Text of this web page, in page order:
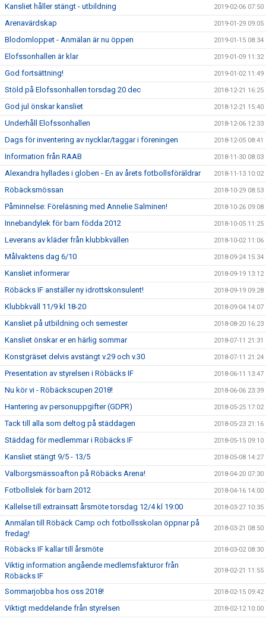
Kansliet håller stängt - utbildning 2019-02-06 07:50
Arenavärdskap 2019-01-29 09:05
Blodomloppet - Anmälan är nu öppen 2019-01-15 08:34
Elofssonhallen är klar 2019-01-09 11:32
God fortsättning! 2019-01-02 11:49
Stöld på Elofssonhallen torsdag 20 dec 2018-12-21 16:25
God jul önskar kansliet 2018-12-21 15:40
Underhåll Elofssonhallen 2018-12-06 12:33
Dags för inventering av nycklar/taggar i föreningen 2018-12-05 08:41
Information från RAAB 2018-11-30 08:03
Alexandra hyllades i globen - En av årets fotbollsföräldrar 2018-11-13 10:02
Röbäcksmössan 2018-10-29 08:53
Påminnelse: Föreläsning med Annelie Salminen! 2018-10-26 09:08
Innebandylek för barn födda 2012 2018-10-05 11:25
Leverans av kläder från klubbkvällen 2018-10-02 11:06
Målvaktens dag 6/10 2018-09-24 15:34
Kansliet informerar 2018-09-19 13:12
Röbäcks IF anställer ny idrottskonsulent! 2018-09-19 09:28
Klubbkväll 11/9 kl 18-20 2018-09-04 14:07
Kansliet på utbildning och semester 2018-08-20 16:23
Kansliet önskar er en härlig sommar 2018-07-11 21:31
Konstgräset delvis avstängt v.29 och v.30 2018-07-11 21:24
Presentation av styrelsen i Röbäcks IF 2018-06-11 13:47
Nu kör vi - Röbäckscupen 2018! 2018-06-06 23:39
Hantering av personuppgifter (GDPR) 2018-05-25 17:02
Tack till alla som deltog på städdagen 2018-05-23 21:16
Städdag för medlemmar i Röbäcks IF 2018-05-15 09:10
Kansliet stängt 9/5 - 13/5 2018-05-08 14:27
Valborgsmässoafton på Röbäcks Arena! 2018-04-20 07:30
Fotbollslek för barn 2012 2018-04-16 14:00
Kallelse till extrainsatt årsmöte torsdag 12/4 kl 19:00 2018-03-27 10:35
Anmälan till Röbäck Camp och fotbollsskolan öppnar på
fredag!
2018-03-21 08:50
Röbäcks IF kallar till årsmöte 2018-03-02 08:30
Viktig information angående medlemsfakturor från
Röbäcks IF
2018-02-21 11:55
Sommarjobba hos oss 2018! 2018-02-15 09:42
Viktigt meddelande från styrelsen 2018-02-12 10:00